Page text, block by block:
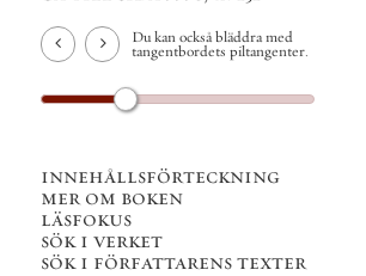
Du kan också bläddra med
tangentbordets piltangenter.
innehållsförteckning
mer om boken
läsfokus
sök i verket
sök i författarens texter